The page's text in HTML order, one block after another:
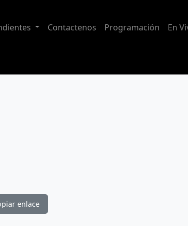
Contactenos Programación En
enlace